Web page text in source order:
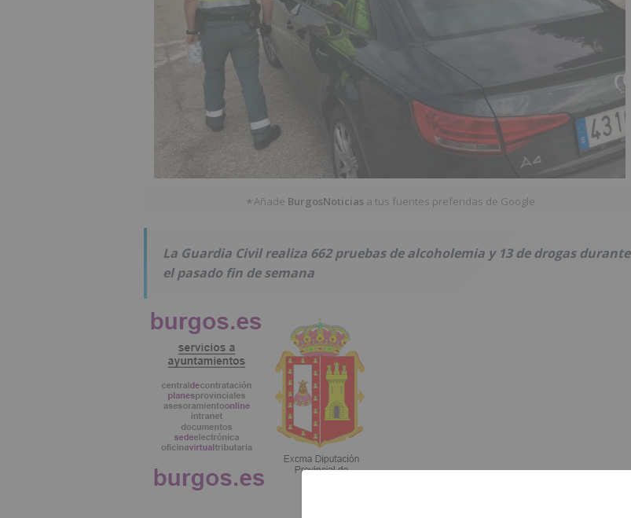
★Añade BurgosNoticias a tus fuentes preferidas de Google
La Guardia Civil realiza 662 pruebas de alcoholemia y 13 de drogas durante
el pasado fin de semana